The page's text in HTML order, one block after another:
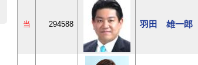
当 294588 羽田 雄一郎